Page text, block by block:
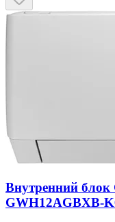
Внутренний блок
GWH12AGBXB-